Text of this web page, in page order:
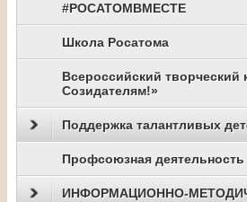
#РОСАТОМВМЕСТЕ
Школа Росатома
Всероссийский творческий
Созидателям!»
Поддержка талантливых
Профсоюзная деятельность
ИНФОРМАЦИОННО-